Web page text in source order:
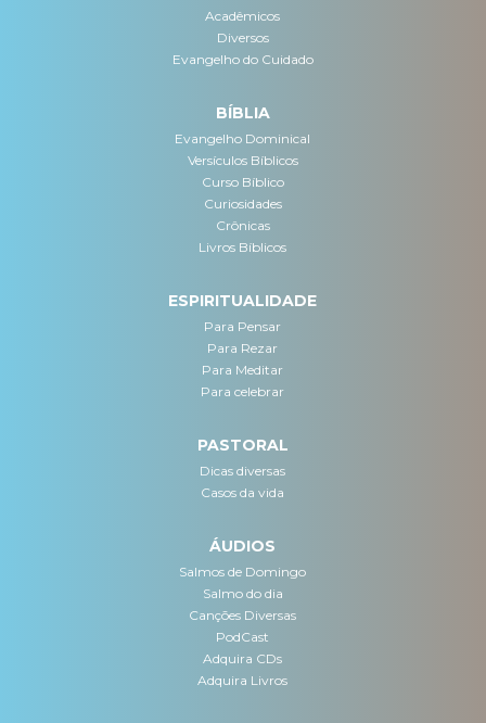
Acadêmicos
Diversos
Evangelho do Cuidado
BÍBLIA
Evangelho Dominical
Versículos Bíblicos
Curso Bíblico
Curiosidades
Crônicas
Livros Bíblicos
ESPIRITUALIDADE
Para Pensar
Para Rezar
Para Meditar
Para celebrar
PASTORAL
Dicas diversas
Casos da vida
ÁUDIOS
Salmos de Domingo
Salmo do dia
Canções Diversas
PodCast
Adquira CDs
Adquira Livros